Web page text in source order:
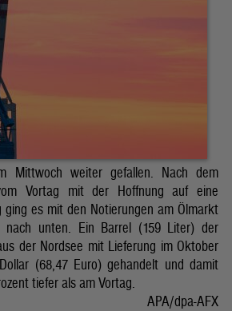
Mittwoch weiter gefallen. Nach dem
Vortag mit der Hoffnung auf eine
ging es mit den Notierungen am Ölmarkt
unten. Ein Barrel (159 Liter) der
der Nordsee mit Lieferung im Oktober
(68,47 Euro) gehandelt und damit
tiefer als am Vortag.
APA/dpa-AFX